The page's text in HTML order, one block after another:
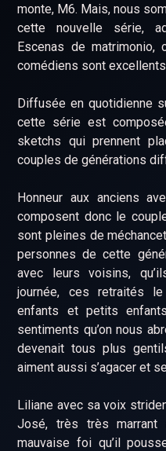
monte, M6. Mais, nous
cette nouvelle série,
Escenas de
comédiens sont
Diffusée en quotidienne
cette série est
sketchs qui prennent
couples de générations
Honneur aux anciens
composent donc le
sont pleines de
personnes de cette
avec leurs voisins,
journée, ces retraités
enfants et petits
sentiments qu’on nous
devenait tous plus
aiment aussi s’agacer et
Liliane avec sa voix
José, très très
mauvaise foi qu’il